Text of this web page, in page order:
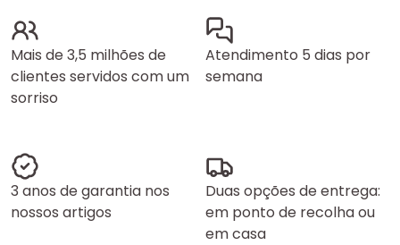
Mais de 3,5 milhões de
clientes servidos com um
sorriso
Atendimento 5 dias por
semana
3 anos de garantia nos
nossos artigos
Duas opções de entrega:
em ponto de recolha ou
em casa